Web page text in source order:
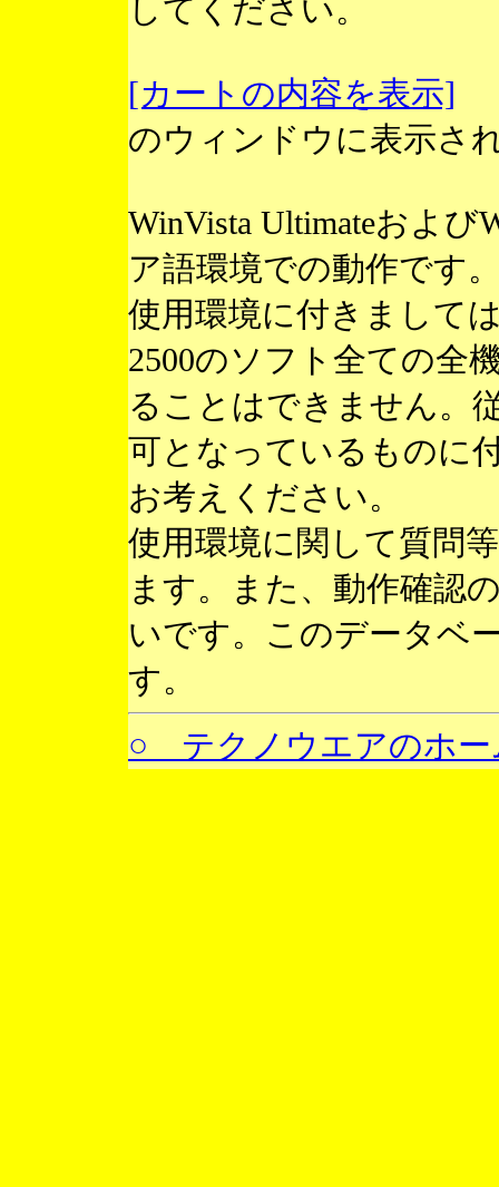
してください。
[カートの内容を表示]
のウィンドウに表示さ
WinVista Ultimateおよ
ア語環境での動作です
使用環境に付きまして
2500のソフト全ての全
ることはできません。
可となっているものに
お考えください。
使用環境に関して質問
ます。また、動作確認
いです。このデータベ
す。
○ テクノウエアのホー